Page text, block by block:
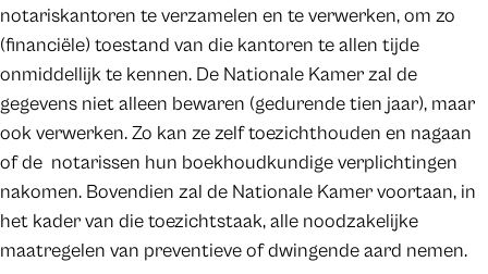
notariskantoren te verzamelen en te verwerken, om zo
(financiële) toestand van die kantoren te allen tijde
onmiddellijk te kennen. De Nationale Kamer zal de
gegevens niet alleen bewaren (gedurende tien jaar), maar
ook verwerken. Zo kan ze zelf toezichthouden en nagaan
of de notarissen hun boekhoudkundige verplichtingen
nakomen. Bovendien zal de Nationale Kamer voortaan, in
het kader van die toezichtstaak, alle noodzakelijke
maatregelen van preventieve of dwingende aard nemen.